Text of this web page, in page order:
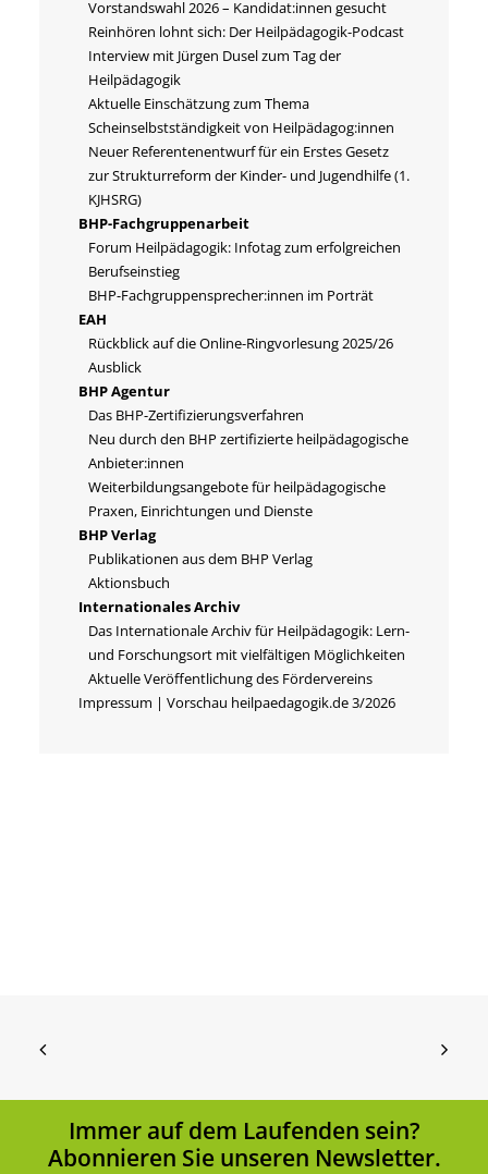
Vorstandswahl 2026 – Kandidat:innen gesucht
Reinhören lohnt sich: Der Heilpädagogik-Podcast
Interview mit Jürgen Dusel zum Tag der
Heilpädagogik
Aktuelle Einschätzung zum Thema
Scheinselbstständigkeit von Heilpädagog:innen
Neuer Referentenentwurf für ein Erstes Gesetz
zur Strukturreform der Kinder- und Jugendhilfe (1.
KJHSRG)
BHP-Fachgruppenarbeit
Forum Heilpädagogik: Infotag zum erfolgreichen
Berufseinstieg
BHP-Fachgruppensprecher:innen im Porträt
EAH
Rückblick auf die Online-Ringvorlesung 2025/26
Ausblick
BHP Agentur
Das BHP-Zertifizierungsverfahren
Neu durch den BHP zertifizierte heilpädagogische
Anbieter:innen
Weiterbildungsangebote für heilpädagogische
Praxen, Einrichtungen und Dienste
BHP Verlag
Publikationen aus dem BHP Verlag
Aktionsbuch
Internationales Archiv
Das Internationale Archiv für Heilpädagogik: Lern-
und Forschungsort mit vielfältigen Möglichkeiten
Aktuelle Veröffentlichung des Fördervereins
Impressum | Vorschau heilpaedagogik.de 3/2026
Immer auf dem Laufenden sein?
Abonnieren Sie unseren Newsletter.